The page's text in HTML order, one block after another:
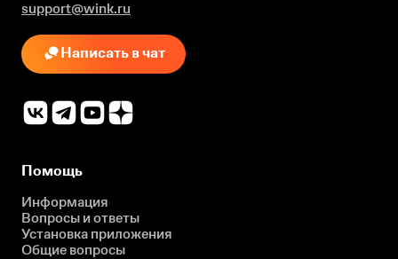
support@wink.ru
Написать в чат
Помощь
Информация
Вопросы и ответы
Установка приложения
Общие вопросы